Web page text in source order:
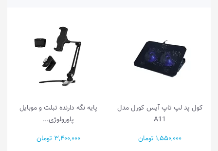
کول پد لپ تاپ آیس کورل مدل
A11
1,550,000 تومان
پایه نگه دارنده تبلت و موبایل
پاورولوژی...
3,400,000 تومان